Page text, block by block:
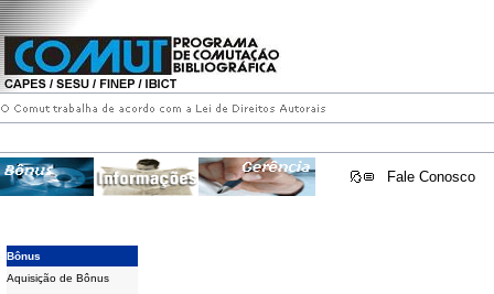
Fale Conosco
Bônus
Aquisição de Bônus